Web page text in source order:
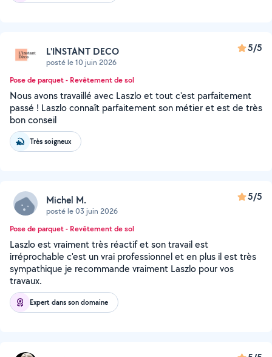
L'INSTANT DECO
posté le 10 juin 2026
5/5
Pose de parquet - Revêtement de sol
Nous avons travaillé avec Laszlo et tout c'est parfaitement
passé ! Laszlo connaît parfaitement son métier et est de très
bon conseil
Très soigneux
Michel M.
posté le 03 juin 2026
5/5
Pose de parquet - Revêtement de sol
Laszlo est vraiment très réactif et son travail est
irréprochable c'est un vrai professionnel et en plus il est très
sympathique je recommande vraiment Laszlo pour vos
travaux.
Expert dans son domaine